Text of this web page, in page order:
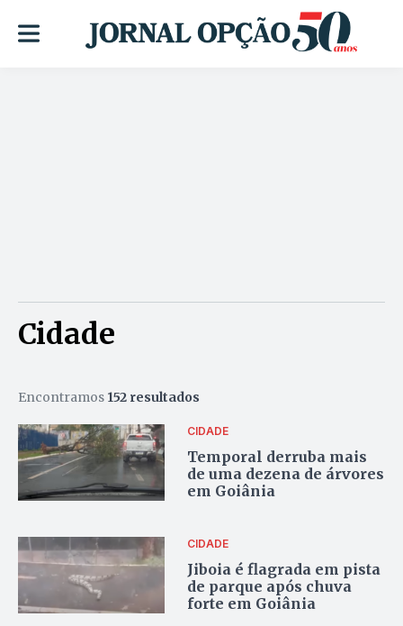
Cidade
Encontramos 152 resultados
CIDADE
Temporal derruba mais
de uma dezena de árvores
em Goiânia
CIDADE
Jiboia é flagrada em pista
de parque após chuva
forte em Goiânia